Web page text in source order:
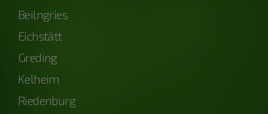
Beilngries
Eichstätt
Greding
Kelheim
Riedenburg